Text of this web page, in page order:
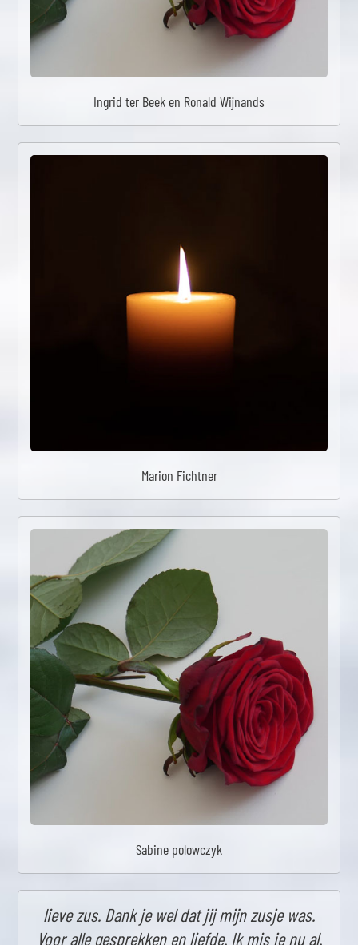
Ingrid ter Beek en Ronald Wijnands
Marion Fichtner
Sabine polowczyk
lieve zus. Dank je wel dat jij mijn zusje was.
Voor alle gesprekken en liefde. Ik mis je nu al.